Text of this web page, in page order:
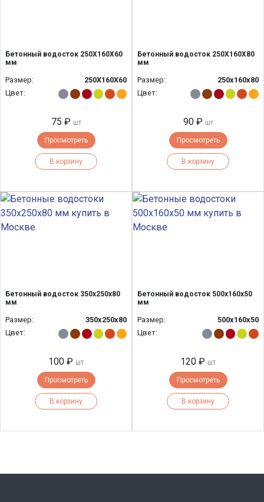
Бетонный водосток 250Х160Х60
мм
Размер:
250Х160Х60
Цвет:
75 ₽ шт
Просмотреть
В корзину
Бетонный водосток 250Х160Х80
мм
Размер:
250х160х80
Цвет:
90 ₽ шт
Просмотреть
В корзину
Бетонный водосток 350х250х80
мм
Размер:
350х250х80
Цвет:
100 ₽ шт
Просмотреть
В корзину
Бетонный водосток 500х160х50
мм
Размер:
500x160x50
Цвет:
120 ₽ шт
Просмотреть
В корзину